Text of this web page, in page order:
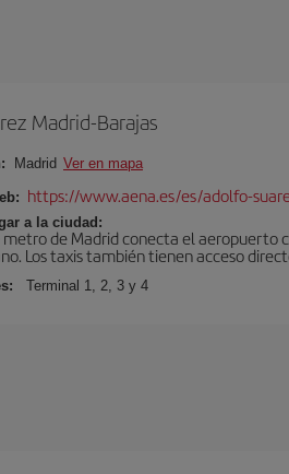
Madrid-Barajas
Madrid Ver en mapa
https://www.aena.es/es/adolfo-
a la ciudad:
metro de Madrid conecta el aeropuerto
Los taxis también tienen acceso
Terminal 1, 2, 3 y 4